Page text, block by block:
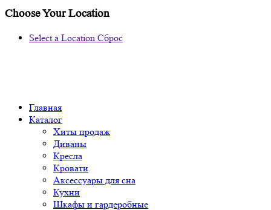
Choose Your Location
Select a Location Сброс
Главная
Каталог
Хиты продаж
Диваны
Кресла
Кровати
Аксессуары для сна
Кухни
Шкафы и гардеробные